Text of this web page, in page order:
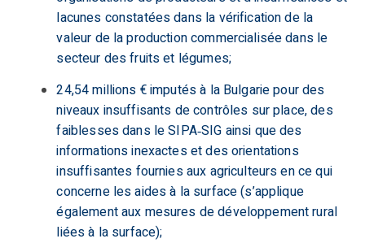
lacunes constatées dans la vérification de la
valeur de la production commercialisée dans le
secteur des fruits et légumes;
24,54 millions € imputés à la Bulgarie pour des
niveaux insuffisants de contrôles sur place, des
faiblesses dans le SIPA‑SIG ainsi que des
informations inexactes et des orientations
insuffisantes fournies aux agriculteurs en ce qui
concerne les aides à la surface (s’applique
également aux mesures de développement rural
liées à la surface);